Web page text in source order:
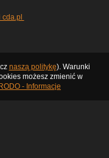
cda.pl
naszą politykę). Warunki
możesz zmienić w
RODO - Informacje